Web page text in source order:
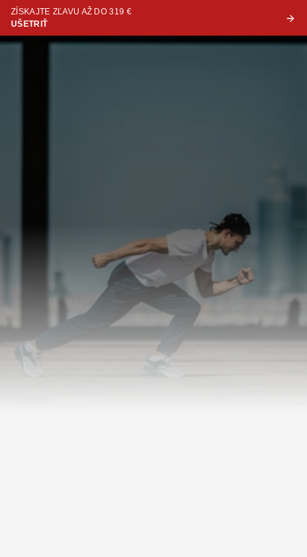
ZÍSKAJTE ZĽAVU AŽ DO 319 €
UŠETRIŤ